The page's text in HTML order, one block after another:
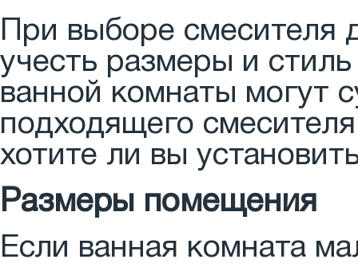
При выборе смесителя
учесть размеры и
ванной комнаты могут
подходящего
хотите ли вы
Размеры помещения
Если ванная комната